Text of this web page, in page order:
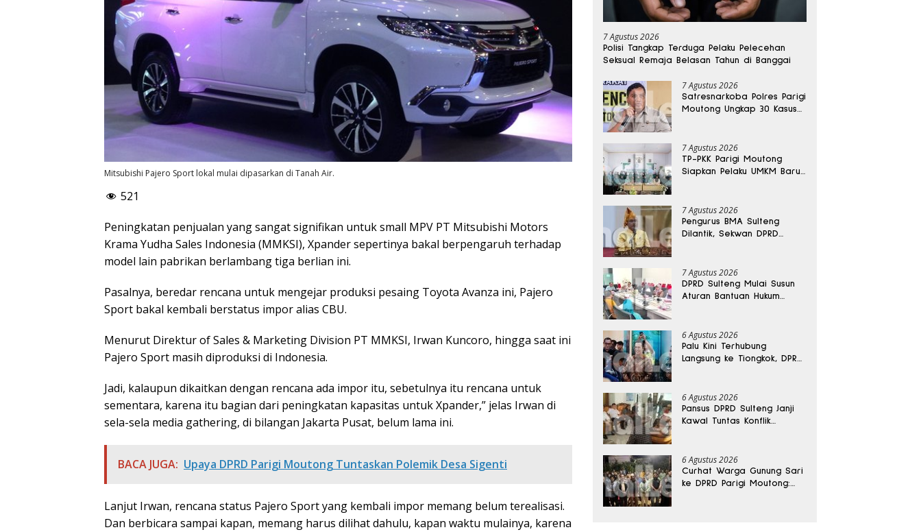
Mitsubishi Pajero Sport lokal mulai dipasarkan di Tanah Air.
521
Peningkatan penjualan yang sangat signifikan untuk small MPV PT Mitsubishi Motors
Krama Yudha Sales Indonesia (MMKSI), Xpander sepertinya bakal berpengaruh terhadap
model lain pabrikan berlambang tiga berlian ini.
Pasalnya, beredar rencana untuk mengejar produksi pesaing Toyota Avanza ini, Pajero
Sport bakal kembali berstatus impor alias CBU.
Menurut Direktur of Sales & Marketing Division PT MMKSI, Irwan Kuncoro, hingga saat ini
Pajero Sport masih diproduksi di Indonesia.
Jadi, kalaupun dikaitkan dengan rencana ada impor itu, sebetulnya itu rencana untuk
sementara, karena itu bagian dari peningkatan kapasitas untuk Xpander,” jelas Irwan di
sela-sela media gathering, di bilangan Jakarta Pusat, belum lama ini.
BACA JUGA: Upaya DPRD Parigi Moutong Tuntaskan Polemik Desa Sigenti
Lanjut Irwan, rencana status Pajero Sport yang kembali impor memang belum terealisasi.
Dan berbicara sampai kapan, memang harus dilihat dahulu, kapan waktu mulainya, karena
7 Agustus 2026
Polisi Tangkap Terduga Pelaku Pelecehan
Seksual Remaja Belasan Tahun di Banggai
7 Agustus 2026
Satresnarkoba Polres Parigi
Moutong Ungkap 30 Kasus
7 Agustus 2026
TP-PKK Parigi Moutong
Siapkan Pelaku UMKM Baru
7 Agustus 2026
Pengurus BMA Sulteng
Dilantik, Sekwan DPRD
7 Agustus 2026
DPRD Sulteng Mulai Susun
Aturan Bantuan Hukum
6 Agustus 2026
Palu Kini Terhubung
Langsung ke Tiongkok, DPRD
6 Agustus 2026
Pansus DPRD Sulteng Janji
Kawal Tuntas Konflik
6 Agustus 2026
Curhat Warga Gunung Sari
ke DPRD Parigi Moutong: